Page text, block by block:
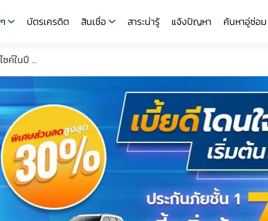
บัตรเครดิต สินเชื่อ สาระน่ารู้ แจ้งปัญหา ค้นหาอู่ซ่อม
ค์ในปี ...